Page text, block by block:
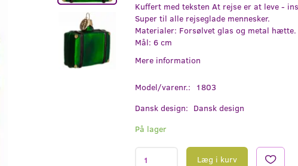
Kuffert med teksten At rejse er at leve -
Super til alle rejseglade mennesker.
Materialer: Forsølvet glas og metal hætte.
Mål: 6 cm
Mere information
Model/varenr.:
1803
Dansk design: Dansk design
På lager
Læg i kurv